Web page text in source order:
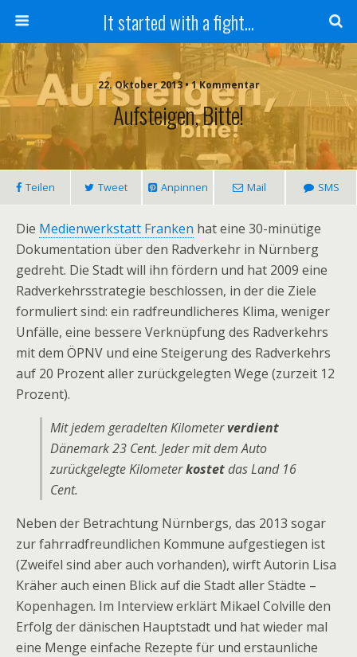
It started with a fight...
22. Oktober 2013 • 1 Kommentar
Aufsteigen, Bitte!
Teilen Tweet Anpinnen Mail SMS
Die Medienwerkstatt Franken hat eine 30-minütige
Dokumentation über den Radverkehr in Nürnberg
gedreht. Die Stadt will ihn fördern und hat 2009 eine
Radverkehrsstrategie beschlossen, in der die Ziele
formuliert sind: ein radfreundlicheres Klima, weniger
Unfälle, eine bessere Verknüpfung des Radverkehrs
mit dem ÖPNV und eine Steigerung des Radverkehrs
auf 20 Prozent aller zurückgelegten Wege (zurzeit 12
Prozent).
Mit jedem geradelten Kilometerverdient
Dänemark 23 Cent. Jeder mit dem Auto
zurückgelegte Kilometerkostetdas Land 16
Cent.
Neben der Betrachtung Nürnbergs, das 2013 sogar
zur fahrradfreundlichen Kommune aufgestiegen ist
(Zweifel sind aber auch vorhanden), wirft Autorin Lisa
Kräher auch einen Blick auf die Stadt aller Städte –
Kopenhagen. Im Interview erklärt Mikael Colville den
Erfolg der dänischen Hauptstadt und hat wieder mal
eine Menge einfache Rezepte für und erstaunliche